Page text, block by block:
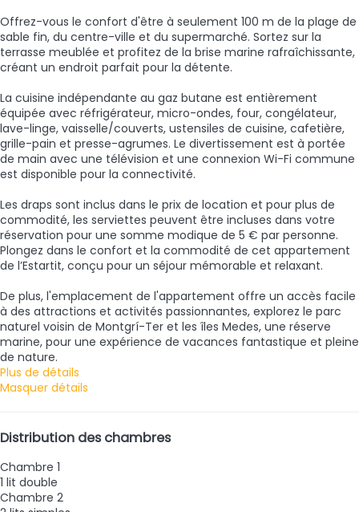
Offrez-vous le confort d'être à seulement 100 m de la plage de
sable fin, du centre-ville et du supermarché. Sortez sur la
terrasse meublée et profitez de la brise marine rafraîchissante,
créant un endroit parfait pour la détente.
La cuisine indépendante au gaz butane est entièrement
équipée avec réfrigérateur, micro-ondes, four, congélateur,
lave-linge, vaisselle/couverts, ustensiles de cuisine, cafetière,
grille-pain et presse-agrumes. Le divertissement est à portée
de main avec une télévision et une connexion Wi-Fi commune
est disponible pour la connectivité.
Les draps sont inclus dans le prix de location et pour plus de
commodité, les serviettes peuvent être incluses dans votre
réservation pour une somme modique de 5 € par personne.
Plongez dans le confort et la commodité de cet appartement
de l’Estartit, conçu pour un séjour mémorable et relaxant.
De plus, l'emplacement de l'appartement offre un accès facile
à des attractions et activités passionnantes, explorez le parc
naturel voisin de Montgrí-Ter et les îles Medes, une réserve
marine, pour une expérience de vacances fantastique et pleine
de nature.
Plus de détails
Masquer détails
Distribution des chambres
Chambre 1
1 lit double
Chambre 2